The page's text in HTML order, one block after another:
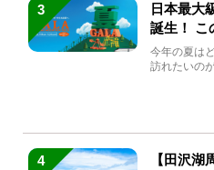
3
日本最大
誕生！ こ
生まれ変
今年の夏は
訪れたいの
4
【田沢湖